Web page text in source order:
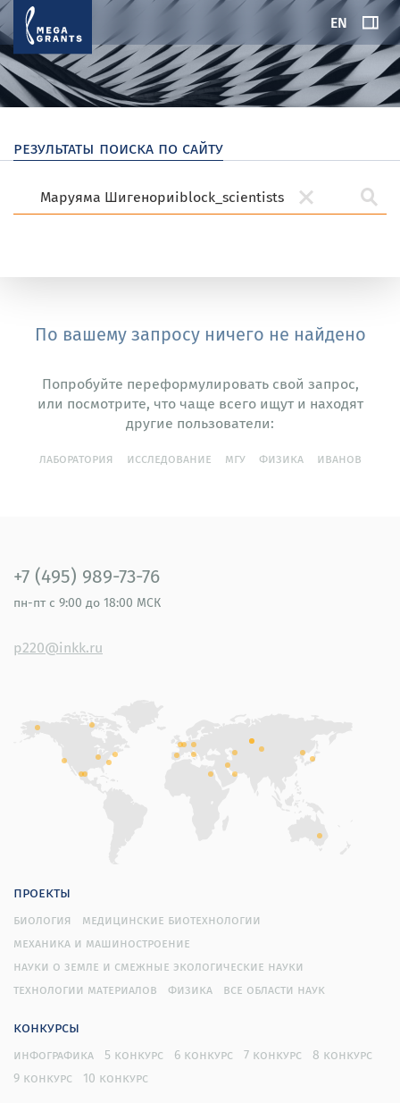
EN
результаты поиска по сайту
По вашему запросу ничего не найдено
Попробуйте переформулировать свой запрос,
или посмотрите, что чаще всего ищут и находят
другие пользователи:
лаборатория исследование мгу физика иванов
+7 (495) 989-73-76
пн-пт с 9:00 до 18:00 МСК
p220@inkk.ru
проекты
биология
медицинские биотехнологии
механика и машиностроение
науки о земле и смежные экологические науки
технологии материалов
физика все области наук
конкурсы
инфографика 5 конкурс 6 конкурс 7 конкурс
8 конкурс
9 конкурс
10 конкурс